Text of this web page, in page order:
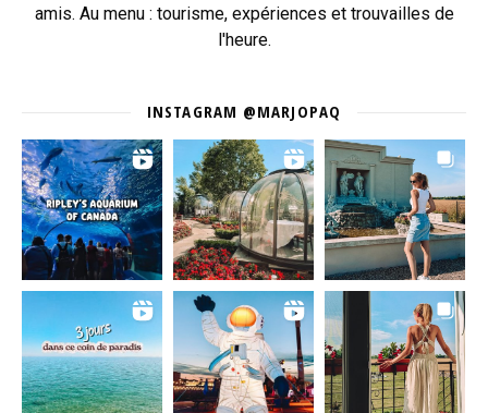
amis. Au menu : tourisme, expériences et trouvailles de
l'heure.
INSTAGRAM @MARJOPAQ